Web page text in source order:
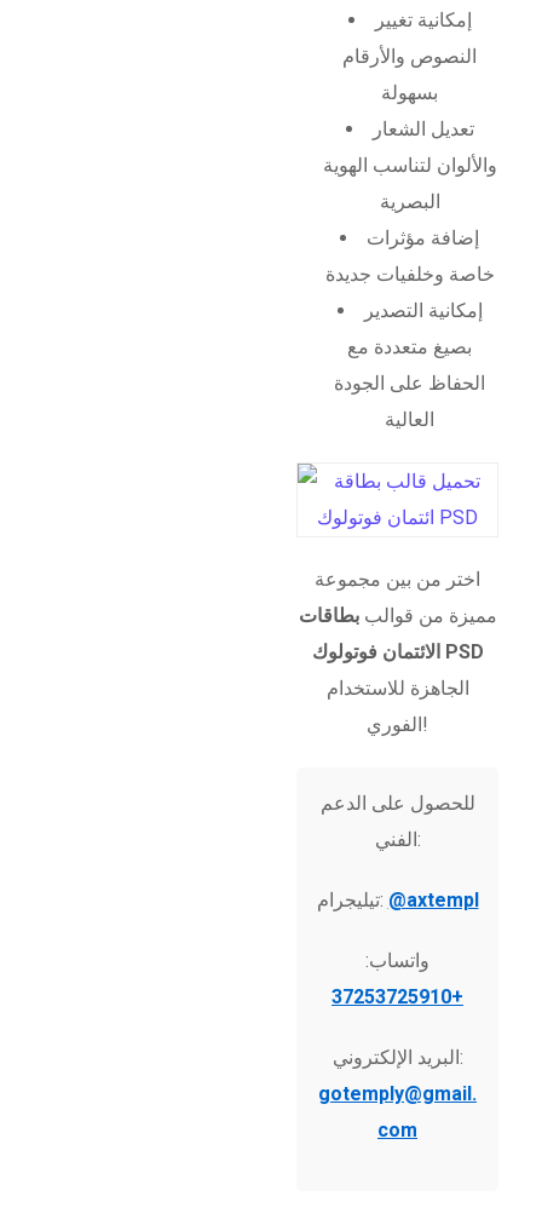
إمكانية تغيير
النصوص والأرقام
بسهولة
تعديل الشعار
والألوان لتناسب الهوية
البصرية
إضافة مؤثرات
خاصة وخلفيات جديدة
إمكانية التصدير
بصيغ متعددة مع
الحفاظ على الجودة
العالية
اختر من بين مجموعة
مميزة من قوالببطاقات
الائتمان فوتولوك PSD
الجاهزة للاستخدام
الفوري!
للحصول على الدعم
الفني:
تيليجرام: @axtempl
واتساب:
+37253725910
البريد الإلكتروني:
gotemply@gmail.
com